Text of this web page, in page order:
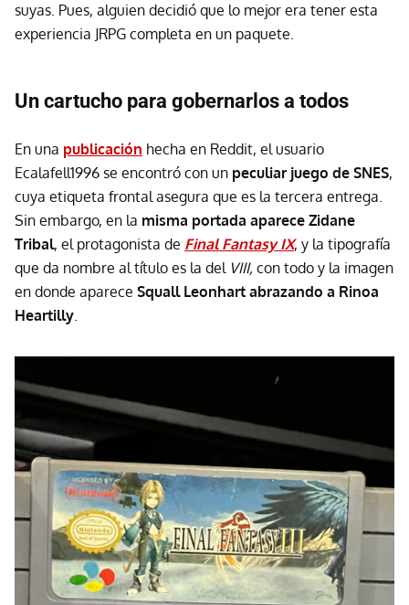
suyas. Pues, alguien decidió que lo mejor era tener esta
experiencia JRPG completa en un paquete.
Un cartucho para gobernarlos a todos
En una publicación hecha en Reddit, el usuario
Ecalafell1996 se encontró con un peculiar juego de SNES,
cuya etiqueta frontal asegura que es la tercera entrega.
Sin embargo, en la misma portada aparece Zidane
Tribal, el protagonista de Final Fantasy IX, y la tipografía
que da nombre al título es la delVIII, con todo y la imagen
en donde aparece Squall Leonhart abrazando a Rinoa
Heartilly.